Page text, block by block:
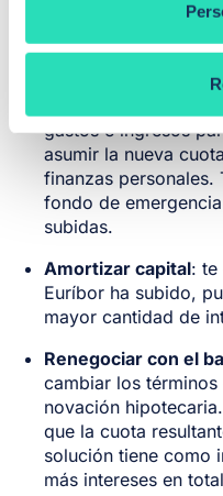
encarecimiento de tu
opciones:
gastos e ingresos
asumir la nueva
finanzas personales.
fondo de
subidas.
Amortizar capital: te
Euríbor ha subido,
mayor cantidad de
Renegociar con el
cambiar los
novación
que la cuota
solución tiene como
más intereses en